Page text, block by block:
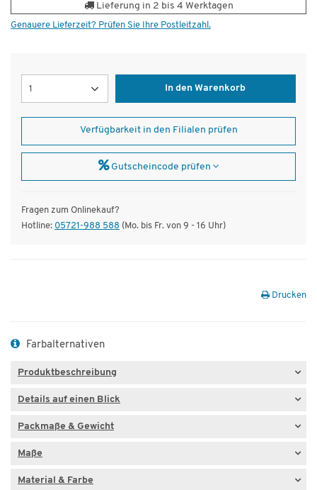
Lieferung in 2 bis 4 Werktagen
Genauere Lieferzeit? Prüfen Sie Ihre Postleitzahl.
In den Warenkorb
Verfügbarkeit in den Filialen prüfen
Gutscheincode prüfen
Fragen zum Onlinekauf?
Hotline: 05721-988 588 (Mo. bis Fr. von 9 - 16 Uhr)
Drucken
Farbalternativen
Produktbeschreibung
Details auf einen Blick
Packmaße & Gewicht
Maße
Material & Farbe